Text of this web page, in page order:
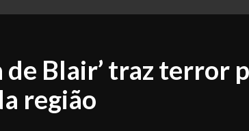
de Blair’ traz terror
região